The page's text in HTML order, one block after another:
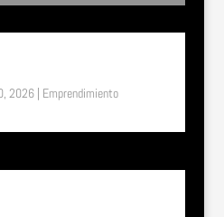
2026| Emprendimiento